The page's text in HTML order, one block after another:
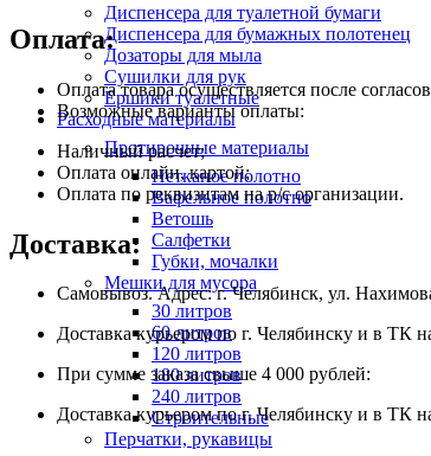
Диспенсера для туалетной бумаги
Диспенсера для бумажных полотенец
Дозаторы для мыла
Сушилки для рук
Ершики туалетные
Расходные материалы
Протирочные материалы
Нетканое полотно
Вафельное полотно
Ветошь
Салфетки
Губки, мочалки
Мешки для мусора
30 литров
60 литров
120 литров
180 литров
240 литров
Строительные
Перчатки, рукавицы
Оплата:
Оплата товара осуществляется после
Возможные варианты оплаты:
Наличный расчет;
Оплата онлайн, картой;
Оплата по реквизитам на р/с организации.
Доставка:
Самовывоз. Адрес: г. Челябинск, ул.
Доставка курьером по г. Челябинску и в ТК
При сумме заказа свыше 4 000 рублей:
Доставка курьером по г. Челябинску и в ТК